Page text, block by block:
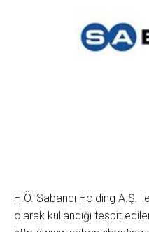
H.Ö. Sabancı Holding A.Ş.
olarak kullandığı tespit